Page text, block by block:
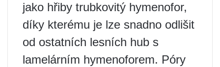
jako hřiby trubkovitý hymenofor,
díky kterému je lze snadno odlišit
od ostatních lesních hub s
lamelárním hymenoforem. Póry